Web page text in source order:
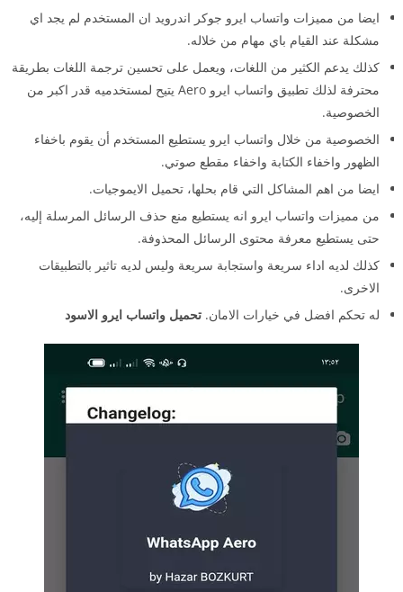
ايضا من مميزات واتساب ايرو جوكر اندرويد ان المستخدم لم يجد اي
مشكلة عند القيام باي مهام من خلاله.
كذلك يدعم الكثير من اللغات، ويعمل على تحسين ترجمة اللغات بطريقة
محترفة لذلك تطبيق واتساب ايرو Aero يتيح لمستخدميه قدر اكبر من
الخصوصية.
الخصوصية من خلال واتساب ايرو يستطيع المستخدم أن يقوم باخفاء
الظهور واخفاء الكتابة واخفاء مقطع صوتي.
ايضا من اهم المشاكل التي قام بحلها، تحميل الايموجيات.
من مميزات واتساب ايرو انه يستطيع منع حذف الرسائل المرسلة إليه،
حتى يستطيع معرفة محتوى الرسائل المحذوفة.
كذلك لديه اداء سريعة واستجابة سريعة وليس لديه تاثير بالتطبيقات
الاخرى.
له تحكم افضل في خيارات الامان. تحميل واتساب ايرو الاسود